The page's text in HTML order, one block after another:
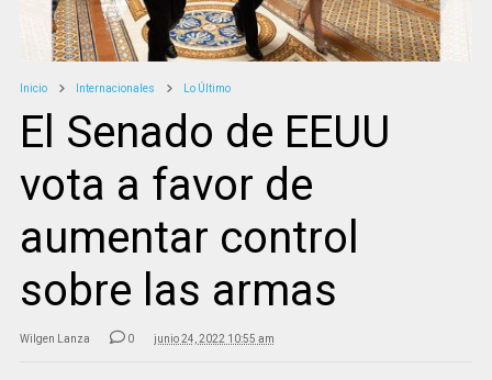
Inicio Internacionales Lo Último
El Senado de EEUU
vota a favor de
aumentar control
sobre las armas
Wilgen Lanza 0 junio 24, 2022 10:55 am